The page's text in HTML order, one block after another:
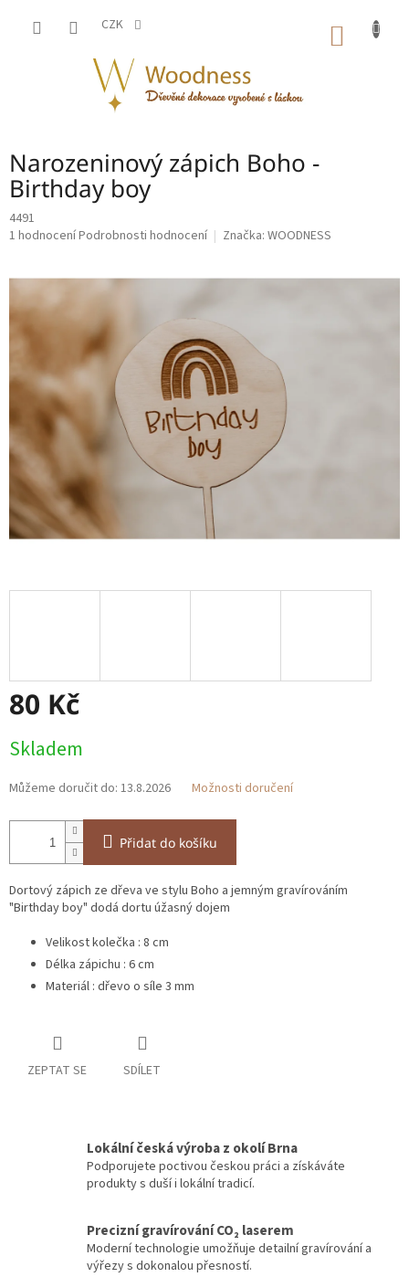
CZK
Narozeninový zápich Boho -
Birthday boy
4491
Průměrné
je
5,0
z
1 hodnoceníPodrobnosti hodnocení Značka: WOODNESS
80 Kč
cena:
Skladem
Můžeme doručit do: 13.8.2026 Možnosti doručení
Přidat do košíku
Dortový zápich ze dřeva ve stylu Boho a jemným gravírováním
"Birthday boy" dodá dortu úžasný dojem
Velikost kolečka : 8 cm
Délka zápichu : 6 cm
Materiál : dřevo o síle 3 mm
ZEPTAT SE SDÍLET
Lokální česká výroba z okolí Brna
Podporujete poctivou českou práci a získáváte
produkty s duší i lokální tradicí.
Precizní gravírování CO₂ laserem
Moderní technologie umožňuje detailní gravírování a
výřezy s dokonalou přesností.